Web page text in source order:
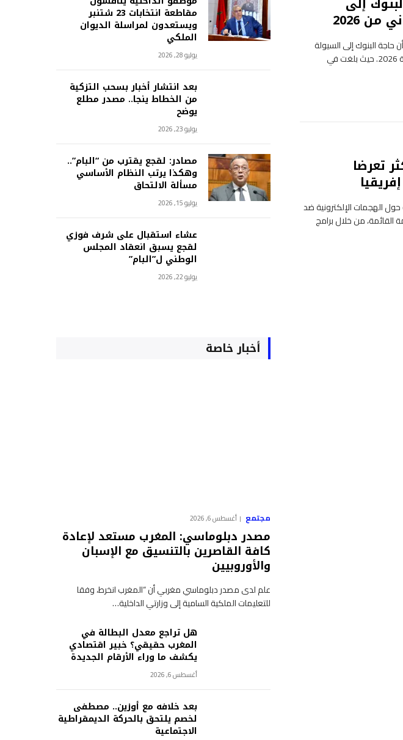
2026
حاجة البنوك إلى السيولة
واصلت ارتفاعها خلال الفصل الثاني من سنة 2026. حيث بلغت في
تعرضا
حول الهجمات الإلكترونية ضد
القائمة، من خلال برامج
مقاطعة انتخابات 23 شتنبر
ويستعدون لمراسلة الديوان
الملكي
يوليو 28, 2026
بعد انتشار أخبار بسحب التزكية
من الخطاط ينجا.. مصدر مطلع
يوضح
يوليو 23, 2026
مصادر: لقجع يقترب من “البام”..
وهكذا يرتب النظام الأساسي
مسألة الالتحاق
يوليو 15, 2026
عشاء استقبال على شرف فوزي
لقجع يسبق انعقاد المجلس
الوطني ل”البام”
يوليو 22, 2026
أخبار خاصة
مجتمع أغسطس 6, 2026
مصدر دبلوماسي: المغرب مستعد لإعادة
كافة القاصرين بالتنسيق مع الإسبان
والأوروبيين
علم لدى مصدر دبلوماسي مغربي أن “المغرب انخرط، وفقا
للتعليمات الملكية السامية إلى وزارتي الداخلية…
هل تراجع معدل البطالة في
المغرب حقيقي؟ خبير اقتصادي
يكشف ما وراء الأرقام الجديدة
أغسطس 6, 2026
بعد خلافه مع أوزين.. مصطفى
لخصم يلتحق بالحركة الديمقراطية
الاجتماعية